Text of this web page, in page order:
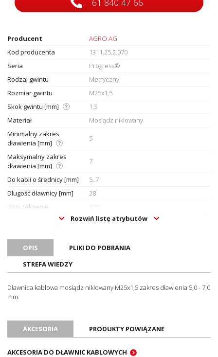
Producent
AGRO AG
Kod producenta
1311.25.2.070
Seria
Progress®
Rodzaj gwintu
Metryczny
Rozmiar gwintu
M25x1,5
Skok gwintu [mm]
1,5
Materiał
Mosiądz niklowany
Minimalny zakres
dławienia [mm]
5
Maksymalny zakres
dławienia [mm]
7
Do kabli o średnicy [mm]
5..7
Długość dławnicy [mm]
28
Uszczelnienie
TPE
NBR
Długość gwintu [mm]
Rozmiar klucza [mm]
30
Hygienic Design
Nie
Stopień ochrony (IP)
Certyfikat UL
Tak
Certyfikat ATEX
Nie
Certyfikat RoHS
Tak
Rozwiń listę atrybutów
OPIS
PLIKI DO POBRANIA
STREFA WIEDZY
Dławnica kablowa mosiądz niklowany M25x1,5 zakres dławienia 5,0 - 7,0
mm.
AKCESORIA PRODUKTY POWIĄZANE
AKCESORIA DO DŁAWNIC KABLOWYCH